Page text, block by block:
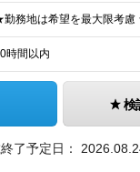
時間以内
検
了予定日：